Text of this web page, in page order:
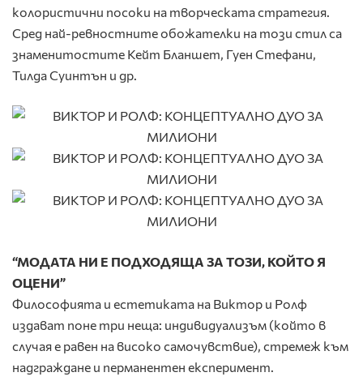
колористични посоки на творческата стратегия.
Сред най-ревностните обожателки на този стил са
знаменитостите Кейт Бланшет, Гуен Стефани,
Тилда Суинтън и др.
“МОДАТА НИ Е ПОДХОДЯЩА ЗА ТОЗИ, КОЙТО Я
ОЦЕНИ”
Философията и естетиката на Виктор и Ролф
издават поне три неща: индивидуализъм (който в
случая е равен на високо самочувствие), стремеж към
надграждане и перманентен експеримент.